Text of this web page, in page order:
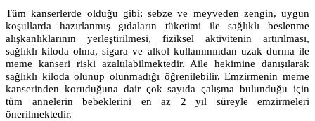
Tüm kanserlerde olduğu gibi; sebze ve meyveden zengin, uygun
koşullarda hazırlanmış gıdaların tüketimi ile sağlıklı beslenme
alışkanlıklarının yerleştirilmesi, fiziksel aktivitenin artırılması,
sağlıklı kiloda olma, sigara ve alkol kullanımından uzak durma ile
meme kanseri riski azaltılabilmektedir. Aile hekimine danışılarak
sağlıklı kiloda olunup olunmadığı öğrenilebilir. Emzirmenin meme
kanserinden koruduğuna dair çok sayıda çalışma bulunduğu için
tüm annelerin bebeklerini en az 2 yıl süreyle emzirmeleri
önerilmektedir.